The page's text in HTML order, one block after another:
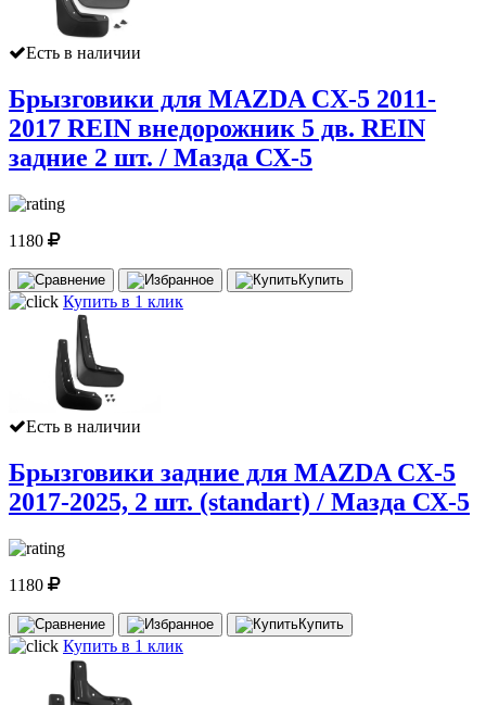
Есть в наличии
Брызговики для MAZDA CX-5 2011-
2017 REIN внедорожник 5 дв. REIN
задние 2 шт. / Мазда СХ-5
1180
Купить
Купить в 1 клик
Есть в наличии
Брызговики задние для MAZDA CX-5
2017-2025, 2 шт. (standart) / Мазда СХ-5
1180
Купить
Купить в 1 клик